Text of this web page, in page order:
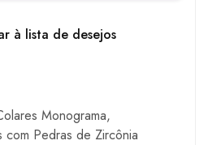
à lista de desejos
Monograma,
com Pedras de Zircônia